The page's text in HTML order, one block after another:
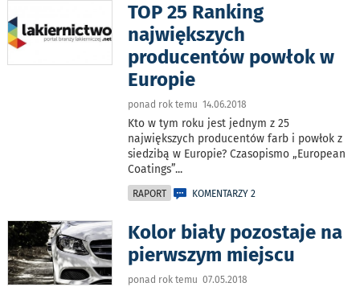
TOP 25 Ranking
największych
producentów powłok w
Europie
ponad rok temu 14.06.2018
Kto w tym roku jest jednym z 25
największych producentów farb i powłok z
siedzibą w Europie? Czasopismo „European
Coatings”...
RAPORT KOMENTARZY 2
Kolor biały pozostaje na
pierwszym miejscu
ponad rok temu 07.05.2018